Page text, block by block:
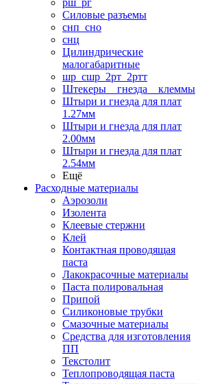
рш_рг
Силовые разъемы
снп_сно
снц
Цилиндрические
малогабаритные
шр_сшр_2рт_2ртт
Штекеры _ гнезда _ клеммы
Штыри и гнезда для плат
1.27мм
Штыри и гнезда для плат
2.00мм
Штыри и гнезда для плат
2.54мм
Ещё
Расходные материалы
Аэрозоли
Изолента
Клеевые стержни
Клей
Контактная проводящая
паста
Лакокрасочные материалы
Паста полировальная
Припой
Силиконовые трубки
Смазочные материалы
Средства для изготовления
ПП
Текстолит
Теплопроводящая паста